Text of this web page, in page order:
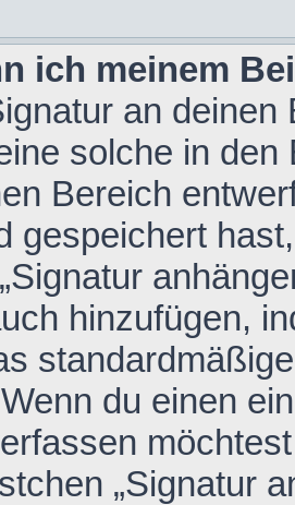
ich meinem
an
solche in den
Bereich
gespeichert
hinzufügen,
du einen
„Signatur